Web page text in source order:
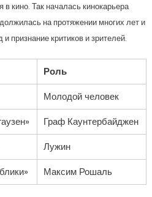
кино. Так началась кинокарьера
на протяжении многих лет и
признание критиков и зрителей.
Роль
Молодой человек
Граф Каунтербайджен
Лужин
Максим Рошаль